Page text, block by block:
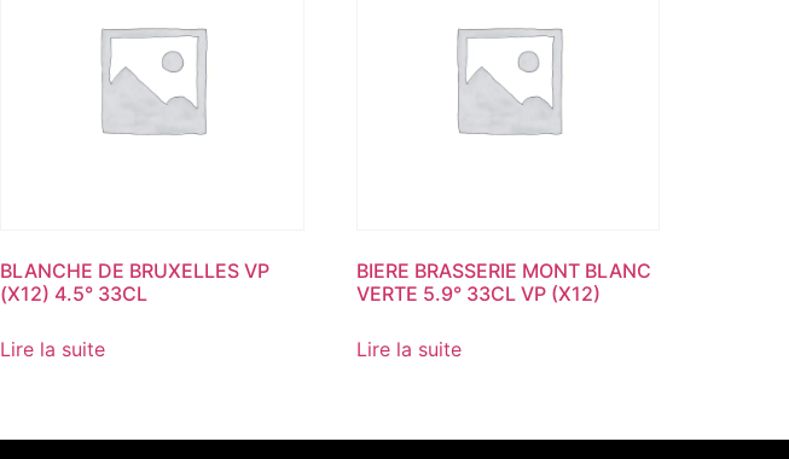
BLANCHE DE BRUXELLES VP
(X12) 4.5° 33CL
Lire la suite
BIERE BRASSERIE MONT BLANC
VERTE 5.9° 33CL VP (X12)
Lire la suite